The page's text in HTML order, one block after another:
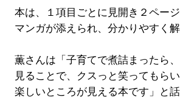
本は、１項目ごとに見開き２ペー
マンガが添えられ、分かりやすく解
薫さんは「子育てで煮詰まったら
見ることで、クスっと笑ってもら
楽しいところが見える本です」と話